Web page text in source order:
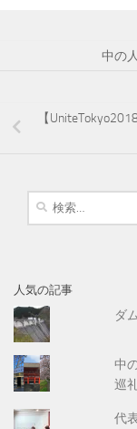
中の
【
検
人気の記事
ダ
中
巡
代